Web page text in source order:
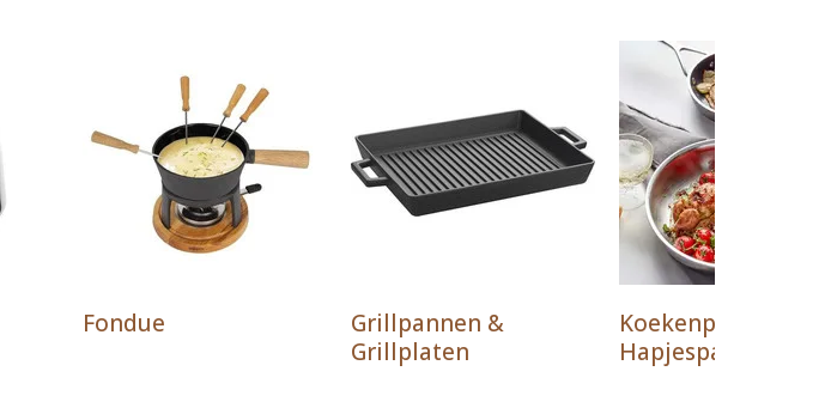
Fondue
Grillpannen &
Grillplaten
Koekenpannen &
Hapjespannen